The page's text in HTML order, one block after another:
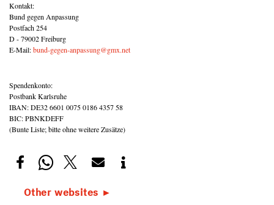
Kontakt:
Bund gegen Anpassung
Postfach 254
D - 79002 Freiburg
E-Mail:bund-gegen-anpassung@gmx.net
Spendenkonto:
Postbank Karlsruhe
IBAN: DE32 6601 0075 0186 4357 58
BIC: PBNKDEFF
(Bunte Liste; bitte ohne weitere Zusätze)
Other websites